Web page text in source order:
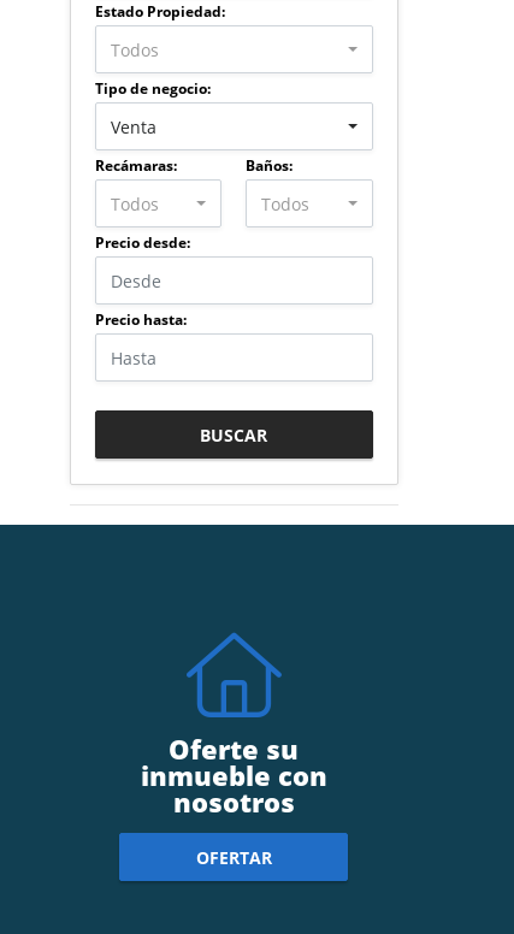
Estado Propiedad:
Todos
Tipo de negocio:
Venta
Recámaras:
Todos
Baños:
Todos
Precio desde:
Precio hasta:
BUSCAR
Oferte su
inmueble con
nosotros
OFERTAR